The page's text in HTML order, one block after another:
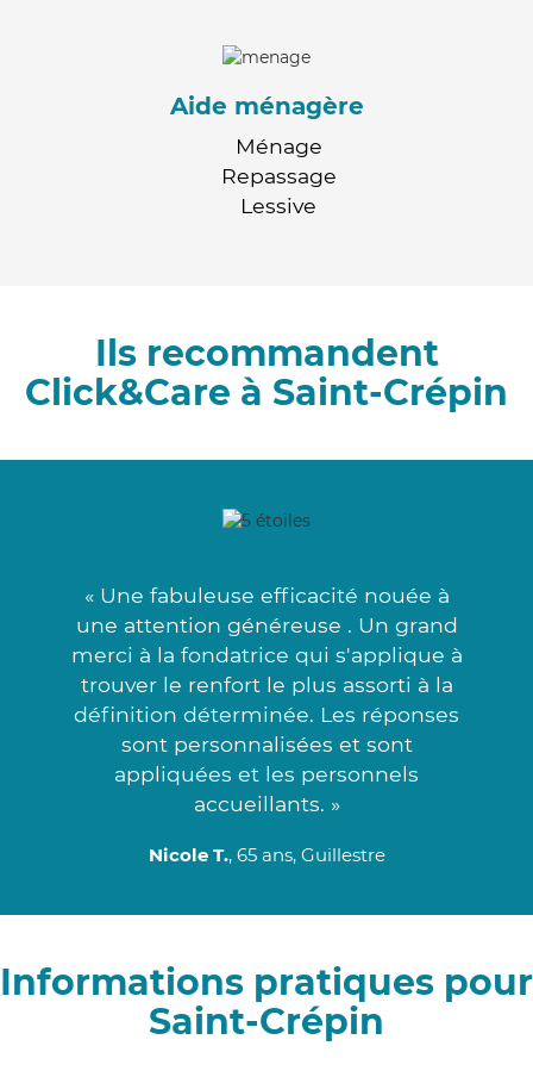
Aide ménagère
Ménage
Repassage
Lessive
Ils recommandent
Click&Care à Saint-Crépin
« Une fabuleuse efficacité nouée à
une attention généreuse . Un grand
merci à la fondatrice qui s'applique à
trouver le renfort le plus assorti à la
définition déterminée. Les réponses
sont personnalisées et sont
appliquées et les personnels
accueillants. »
Nicole T., 65 ans, Guillestre
Informations pratiques pour
Saint-Crépin